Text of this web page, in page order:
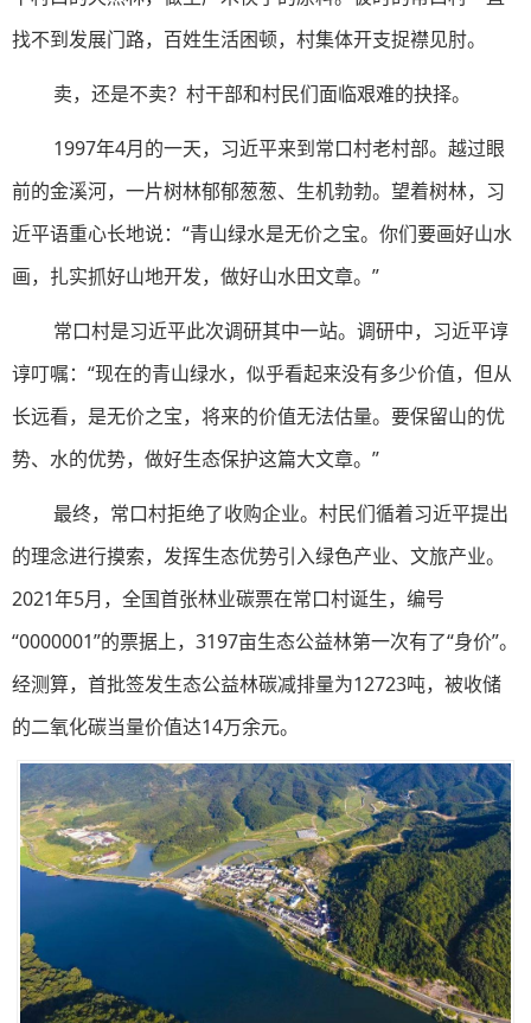
找不到发展门路，百姓生活困顿，村集体开支捉襟见肘。
卖，还是不卖？村干部和村民们面临艰难的抉择。
1997年4月的一天，习近平来到常口村老村部。越过眼
前的金溪河，一片树林郁郁葱葱、生机勃勃。望着树林，习
近平语重心长地说：“青山绿水是无价之宝。你们要画好山水
画，扎实抓好山地开发，做好山水田文章。”
常口村是习近平此次调研其中一站。调研中，习近平谆
谆叮嘱：“现在的青山绿水，似乎看起来没有多少价值，但从
长远看，是无价之宝，将来的价值无法估量。要保留山的优
势、水的优势，做好生态保护这篇大文章。”
最终，常口村拒绝了收购企业。村民们循着习近平提出
的理念进行摸索，发挥生态优势引入绿色产业、文旅产业。
2021年5月，全国首张林业碳票在常口村诞生，编号
“0000001”的票据上，3197亩生态公益林第一次有了“身价”。
经测算，首批签发生态公益林碳减排量为12723吨，被收储
的二氧化碳当量价值达14万余元。